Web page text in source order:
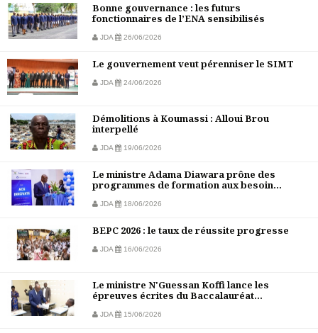
Bonne gouvernance : les futurs
fonctionnaires de l’ENA sensibilisés
JDA 26/06/2026
Le gouvernement veut pérenniser le SIMT
JDA 24/06/2026
Démolitions à Koumassi : Alloui Brou
interpellé
JDA 19/06/2026
Le ministre Adama Diawara prône des
programmes de formation aux besoin...
JDA 18/06/2026
BEPC 2026 : le taux de réussite progresse
JDA 16/06/2026
Le ministre N'Guessan Koffi lance les
épreuves écrites du Baccalauréat...
JDA 15/06/2026